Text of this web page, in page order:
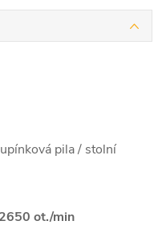
pila / stolní
2650 ot./min